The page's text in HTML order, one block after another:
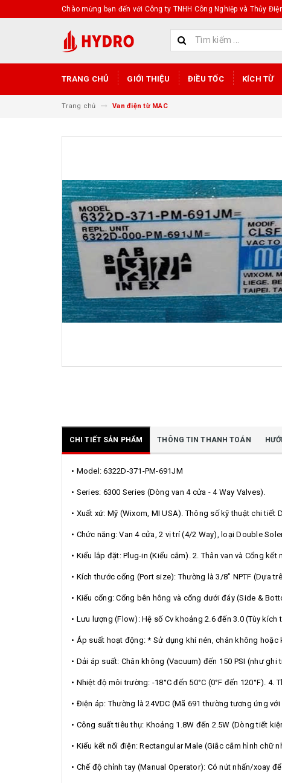
Chào mừng bạn đến với Công ty TNHH Công Nghiệp và Thủy
TRANG CHỦ GIỚI THIỆU ĐIỀU TỐC KÍCH TỪ
Trang chủ Van điện từ MAC
CHI TIẾT SẢN PHẨM THÔNG TIN THANH TOÁN
• Model: 6322D-371-PM-691JM
• Series: 6300 Series (Dòng van 4 cửa - 4 Way Valves).
• Xuất xứ: Mỹ (Wixom, MI USA). Thông số kỹ thuật chi
• Chức năng: Van 4 cửa, 2 vị trí (4/2 Way), loại Double
• Kiểu lắp đặt: Plug-in (Kiểu cắm). 2. Thân van và Cổng kết
• Kích thước cổng (Port size): Thường là 3/8" NPTF (Dựa
• Kiểu cổng: Cổng bên hông và cổng dưới đáy (Side &
• Lưu lượng (Flow): Hệ số Cv khoảng 2.6 đến 3.0 (Tùy
• Áp suất hoạt động: * Sử dụng khí nén, chân không hoặc
• Dải áp suất: Chân không (Vacuum) đến 150 PSI (như ghi
• Nhiệt độ môi trường: -18°C đến 50°C (0°F đến 120°F).
• Điện áp: Thường là 24VDC (Mã 691 thường tương ứng
• Công suất tiêu thụ: Khoảng 1.8W đến 2.5W (Dòng tiết
• Kiểu kết nối điện: Rectangular Male (Giắc cắm hình chữ
• Chế độ chỉnh tay (Manual Operator): Có nút nhấn/xoay